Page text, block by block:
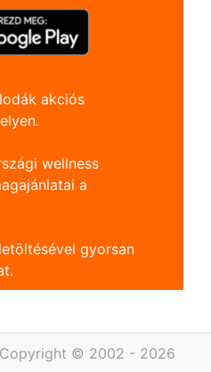
akciós
wellness
a
gyorsan
Copyright © 2002 - 2026